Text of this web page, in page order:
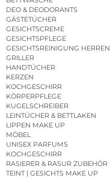
DEO & DEODORANTS
GÄSTETÜCHER
GESICHTSCREME
GESICHTSPFLEGE
GESICHTSREINIGUNG HERREN
GRILLER
HANDTÜCHER
KERZEN
KOCHGESCHIRR
KÖRPERPFLEGE
KUGELSCHREIBER
LEINTÜCHER & BETTLAKEN
LIPPEN MAKE UP
MÖBEL
UNISEX PARFUMS
KOCHGESCHIRR
RASIERER & RASUR ZUBEHÖR
TEINT | GESICHTS MAKE UP